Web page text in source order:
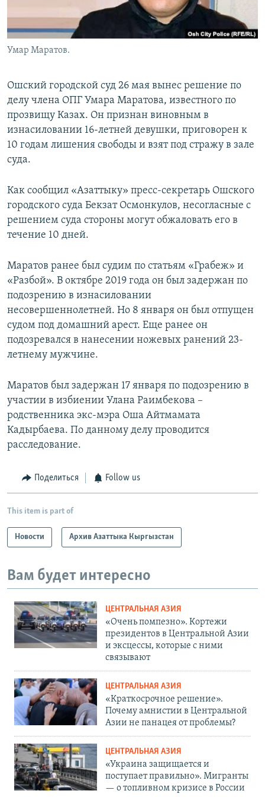
Умар Маратов.
Ошский городской суд 26 мая вынес решение по
делу члена ОПГ Умара Маратова, известного по
прозвищу Казах. Он признан виновным в
изнасиловании 16-летней девушки, приговорен к
10 годам лишения свободы и взят под стражу в зале
суда.
Как сообщил «Азаттыку» пресс-секретарь Ошского
городского суда Бекзат Осмонкулов, несогласные с
решением суда стороны могут обжаловать его в
течение 10 дней.
Маратов ранее был судим по статьям «Грабеж» и
«Разбой». В октябре 2019 года он был задержан по
подозрению в изнасиловании
несовершеннолетней. Но 8 января он был отпущен
судом под домашний арест. Еще ранее он
подозревался в нанесении ножевых ранений 23-
летнему мужчине.
Маратов был задержан 17 января по подозрению в
участии в избиении Улана Раимбекова –
родственника экс-мэра Оша Айтмамата
Кадырбаева. По данному делу проводится
расследование.
Поделиться Follow us
This item is part of
Новости Архив Азаттыка Кыргызстан
Вам будет интересно
ЦЕНТРАЛЬНАЯ АЗИЯ
«Очень помпезно». Кортежи
президентов в Центральной Азии
и эксцессы, которые с ними
связывают
ЦЕНТРАЛЬНАЯ АЗИЯ
«Краткосрочное решение».
Почему амнистии в Центральной
Азии не панацея от проблемы?
ЦЕНТРАЛЬНАЯ АЗИЯ
«Украина защищается и
поступает правильно». Мигранты
— о топливном кризисе в России